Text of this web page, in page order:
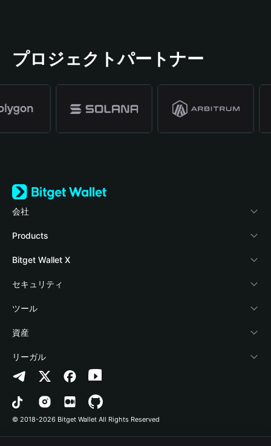
プロジェクトパートナー
会社
Bitget Walletについて
ブログ
アカデミー
暗号資産ニュース
Help Center
お問い合わせ
ブランドリソース
キャリア
Products
Crypto Card
Stablecoin Earn
Payfi Crypto
Crypto Swap API
Altcoin Season Index
Prediction Markets
DApp
Bitget Wallet X
デベロッパー
ウォレットを接続
Bitget Wallet Pay
プロジェクトを掲載
セキュリティ
保護基金
セキュリティ技術
ツール
暗号資産を購入
認証検出
コントラクト検出
一括送金
資産
Arbitrum
Avalanche
Bitcoin
リーガル
プライバシーポリシー
利用規約
© 2018-2026 Bitget Wallet All Rights Reserved